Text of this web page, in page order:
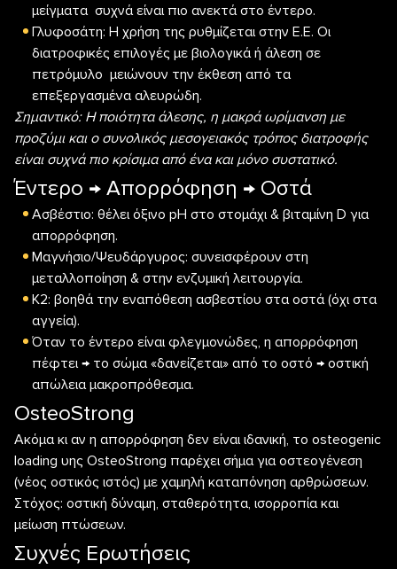
μείγματα συχνά είναι πιο ανεκτά στο έντερο.
Γλυφοσάτη: Η χρήση της ρυθμίζεται στην Ε.Ε. Οι
διατροφικές επιλογές με βιολογικά ή άλεση σε
πετρόμυλο μειώνουν την έκθεση από τα
επεξεργασμένα αλευρώδη.
Σημαντικό: Η ποιότητα άλεσης, η μακρά ωρίμανση με
προζύμι και ο συνολικός μεσογειακός τρόπος διατροφής
είναι συχνά πιο κρίσιμα από ένα και μόνο συστατικό.
Έντερο → Απορρόφηση → Οστά
Ασβέστιο: θέλει όξινο pH στο στομάχι & βιταμίνη D για
απορρόφηση.
Μαγνήσιο/Ψευδάργυρος: συνεισφέρουν στη
μεταλλοποίηση & στην ενζυμική λειτουργία.
K2: βοηθά την εναπόθεση ασβεστίου στα οστά (όχι στα
αγγεία).
Όταν το έντερο είναι φλεγμονώδες, η απορρόφηση
πέφτει → το σώμα «δανείζεται» από το οστό → οστική
απώλεια μακροπρόθεσμα.
OsteoStrong
Ακόμα κι αν η απορρόφηση δεν είναι ιδανική, το osteogenic
loading υης OsteoStrong παρέχει σήμα για οστεογένεση
(νέος οστικός ιστός) με χαμηλή καταπόνηση αρθρώσεων.
Στόχος: οστική δύναμη, σταθερότητα, ισορροπία και
μείωση πτώσεων.
Συχνές Ερωτήσεις